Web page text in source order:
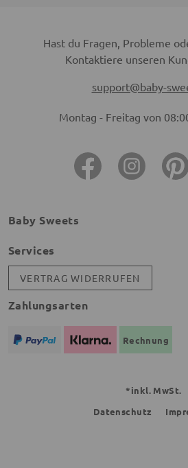
Hast du Fragen, Probleme
Kontaktiere unseren
support@baby-
Montag - Freitag von
Baby Sweets
Services
VERTRAG WIDERRUFEN
Zahlungsarten
Rechnung
*inkl. MwSt.
Datenschutz